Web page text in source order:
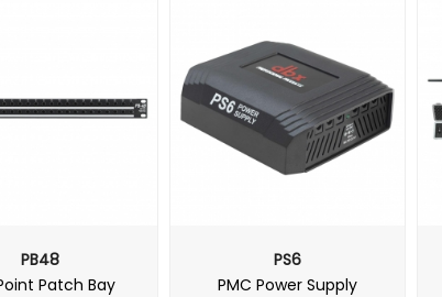
PB48
Patch Bay
PS6
PMC Power Supply